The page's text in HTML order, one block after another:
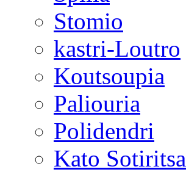
Stomio
kastri-Loutro
Koutsoupia
Paliouria
Polidendri
Kato Sotiritsa